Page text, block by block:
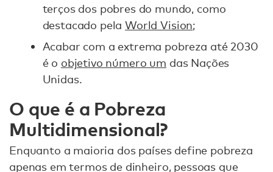
terços dos pobres do mundo, como
destacado pelaWorld Vision;
Acabar com a extrema pobreza até 2030
é o objetivo número um das Nações
Unidas.
O que é a Pobreza
Multidimensional?
Enquanto a maioria dos países define pobreza
apenas em termos de dinheiro, pessoas que